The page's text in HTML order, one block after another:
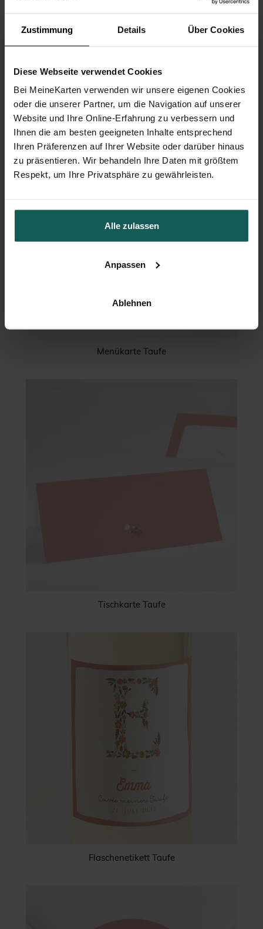
Zustimmung Details Über Cookies
Diese Webseite verwendet Cookies
Bei MeineKarten verwenden wir unsere eigenen Cookies
oder die unserer Partner, um die Navigation auf unserer
Website und Ihre Online-Erfahrung zu verbessern und
Ihnen die am besten geeigneten Inhalte entsprechend
Ihren Präferenzen auf Ihrer Website oder darüber hinaus
zu präsentieren. Wir behandeln Ihre Daten mit größtem
Respekt, um Ihre Privatsphäre zu gewährleisten.
Alle zulassen
Anpassen
Ablehnen
Kirchenheft Taufe
Menükarte Taufe
Tischkarte Taufe
Flaschenetikett Taufe